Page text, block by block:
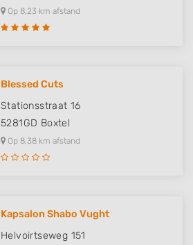
Op 8,23 km afstand
Blessed Cuts
Stationsstraat 16
5281GD Boxtel
Op 8,38 km afstand
Kapsalon Shabo Vught
Helvoirtseweg 151